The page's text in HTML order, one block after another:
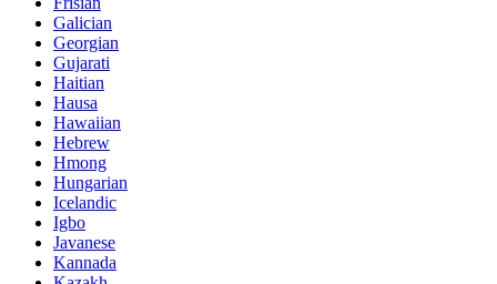
Galician
Georgian
Gujarati
Haitian
Hausa
Hawaiian
Hebrew
Hmong
Hungarian
Icelandic
Igbo
Javanese
Kannada